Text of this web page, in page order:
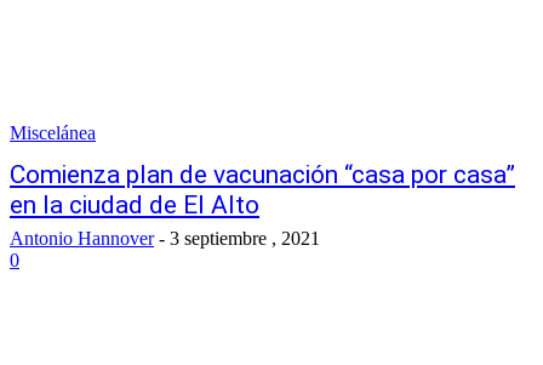
Miscelánea
Comienza plan de vacunación “casa por casa”
en la ciudad de El Alto
Antonio Hannover - 3 septiembre , 2021
0